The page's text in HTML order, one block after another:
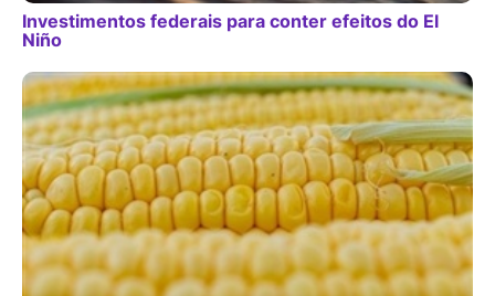
Investimentos federais para conter efeitos do El
Niño